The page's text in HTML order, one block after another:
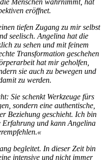
Menschen wahrnimmt, hat
eröffnet.
tiefen Zugang zu mir selbst
seelisch. Angelina hat die
zu sehen und mit feinem
Transformation geschehen
hat mir geholfen,
sie auch zu bewegen und
zu werden.
Sie schenkt Werkzeuge fürs
sondern eine authentische,
Beziehung geschieht. Ich bin
Erfahrung und kann Angelina
begleitet. In dieser Zeit bin
intensive und nicht immer